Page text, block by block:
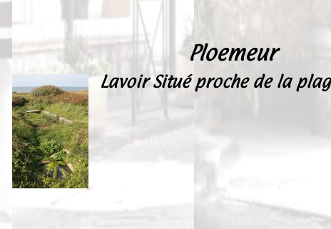
Ploemeur
Lavoir Situé proche de la